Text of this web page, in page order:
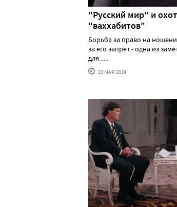
"Русский мир" и
"ваххабитов"
Борьба за право на
за его запрет - одна из
для......
23 МАЯ'2024